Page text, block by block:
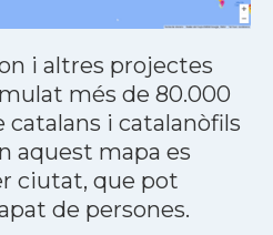
i altres projectes
més de 80.000
i catalanòfils
aquest mapa es
ciutat, que pot
de persones.